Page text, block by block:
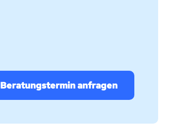
Beratungstermin anfragen